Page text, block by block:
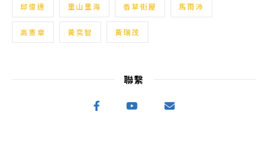
邱俊達 里山里海 香草街屋 馬雨沛
高憲章 黃奕智 黃瑞茂
聯繫